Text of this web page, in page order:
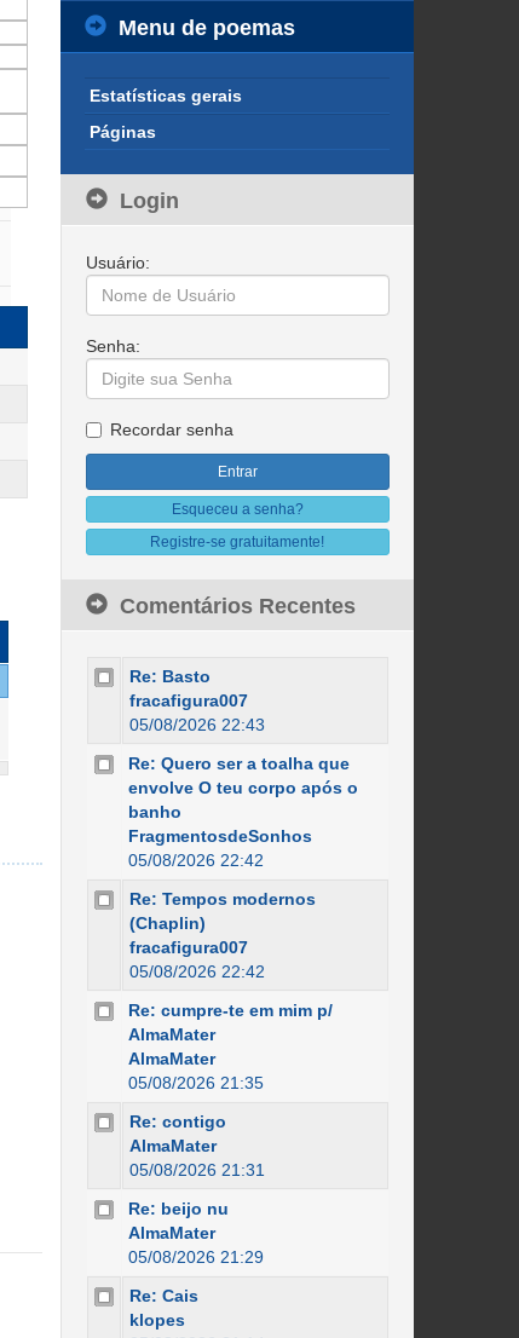
Menu de poemas
Estatísticas gerais
Páginas
Login
Usuário:
Senha:
Recordar senha
Esqueceu a senha?
Registre-se gratuitamente!
Comentários Recentes
Re: Basto
fracafigura007
05/08/2026 22:43
Re: Quero ser a toalha que
envolve O teu corpo após o
banho
FragmentosdeSonhos
05/08/2026 22:42
Re: Tempos modernos
(Chaplin)
fracafigura007
05/08/2026 22:42
Re: cumpre-te em mim p/
AlmaMater
AlmaMater
05/08/2026 21:35
Re: contigo
AlmaMater
05/08/2026 21:31
Re: beijo nu
AlmaMater
05/08/2026 21:29
Re: Cais
klopes